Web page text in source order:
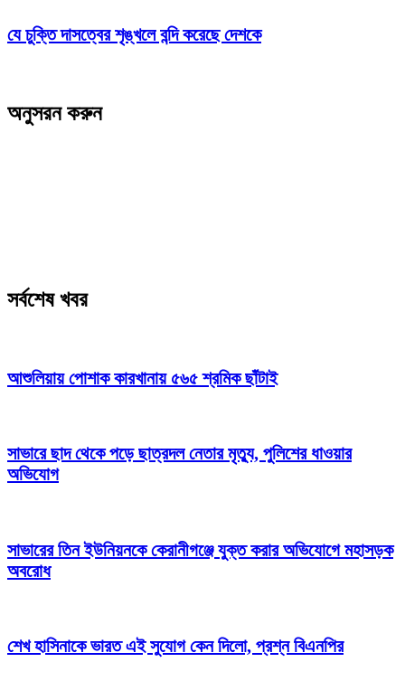
যে চুক্তি দাসত্বের শৃঙ্খলে বন্দি করেছে দেশকে
অনুসরন করুন
সর্বশেষ খবর
আশুলিয়ায় পোশাক কারখানায় ৫৬৫ শ্রমিক ছাঁটাই
সাভারে ছাদ থেকে পড়ে ছাত্রদল নেতার মৃত্যু, পুলিশের ধাওয়ার
অভিযোগ
সাভারের তিন ইউনিয়নকে কেরানীগঞ্জে যুক্ত করার অভিযোগে মহাসড়ক
অবরোধ
শেখ হাসিনাকে ভারত এই সুযোগ কেন দিলো, প্রশ্ন বিএনপির